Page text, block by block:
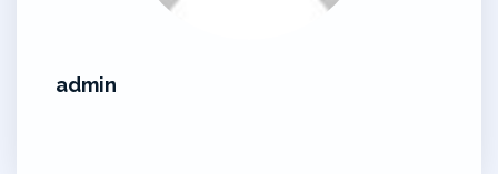
admin